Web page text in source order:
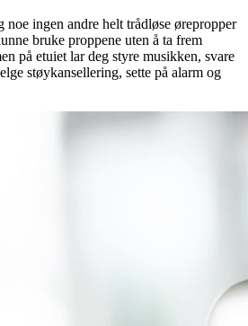
ingen andre helt trådløse ørepropper
bruke proppene uten å ta frem
på etuiet lar deg styre musikken, svare
støykansellering, sette på alarm og